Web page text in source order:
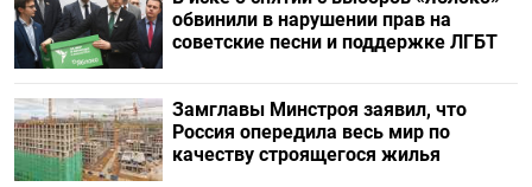
обвинили в нарушении прав на
советские песни и поддержке ЛГБТ
Замглавы Минстроя заявил, что
Россия опередила весь мир по
качеству строящегося жилья